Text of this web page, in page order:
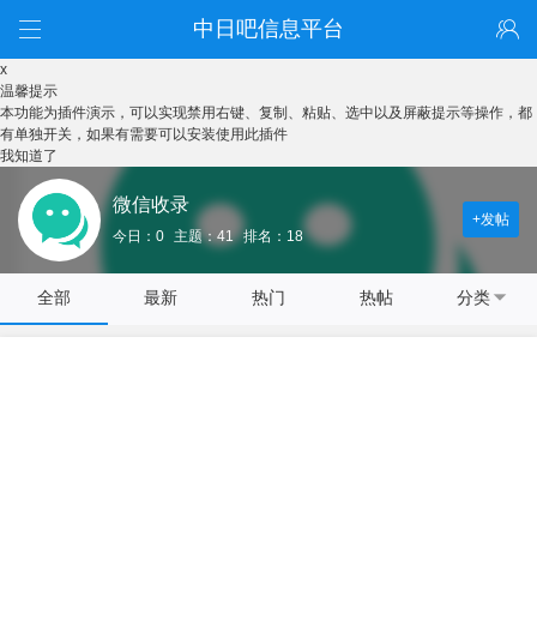
中日吧信息平台
x
温馨提示
本功能为插件演示，可以实现禁用右键、复制、粘贴、选中以及屏蔽提示等操作，都
有单独开关，如果有需要可以安装使用此插件
我知道了
微信收录
今日：0 主题：41 排名：18
+发帖
全部 最新 热门 热帖 分类